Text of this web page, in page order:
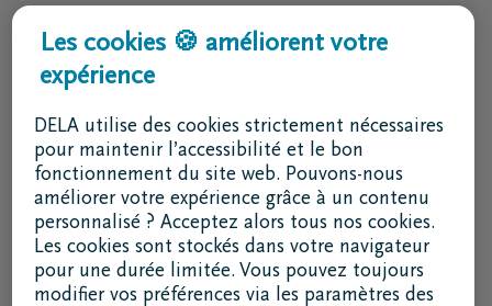
Services & contact
J'ai une question
Je souhaite une brochure par la poste
02 800 87 87
lu - ve 8h30 - 17h
Je suis un intermédiaire
Les cookies 🍪 améliorent votre
expérience
DELA utilise des cookies strictement nécessaires
pour maintenir l’accessibilité et le bon
fonctionnement du site web. Pouvons-nous
améliorer votre expérience grâce à un contenu
personnalisé ? Acceptez alors tous nos cookies.
Les cookies sont stockés dans votre navigateur
pour une durée limitée. Vous pouvez toujours
modifier vos préférences via les paramètres des